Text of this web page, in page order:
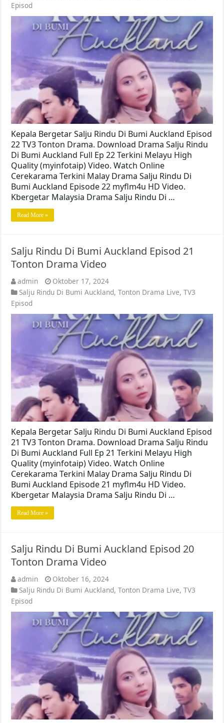
Episod
Kepala Bergetar Salju Rindu Di Bumi Auckland Episod
22 TV3 Tonton Drama. Download Drama Salju Rindu
Di Bumi Auckland Full Ep 22 Terkini Melayu High
Quality (myinfotaip) Video. Watch Online
Cerekarama Terkini Malay Drama Salju Rindu Di
Bumi Auckland Episode 22 myflm4u HD Video.
Kbergetar Malaysia Drama Salju Rindu Di …
Read More »
Salju Rindu Di Bumi Auckland Episod 21
Tonton Drama Video
admin
Oktober 17, 2024
Salju Rindu Di Bumi Auckland,Tonton Drama Live,TV3
Episod
Kepala Bergetar Salju Rindu Di Bumi Auckland Episod
21 TV3 Tonton Drama. Download Drama Salju Rindu
Di Bumi Auckland Full Ep 21 Terkini Melayu High
Quality (myinfotaip) Video. Watch Online
Cerekarama Terkini Malay Drama Salju Rindu Di
Bumi Auckland Episode 21 myflm4u HD Video.
Kbergetar Malaysia Drama Salju Rindu Di …
Read More »
Salju Rindu Di Bumi Auckland Episod 20
Tonton Drama Video
admin
Oktober 16, 2024
Salju Rindu Di Bumi Auckland,Tonton Drama Live,TV3
Episod